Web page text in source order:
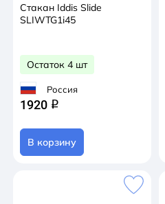
Стакан Iddis Slide
SLIWTG1i45
Остаток 4 шт
Россия
1920 q
В корзину